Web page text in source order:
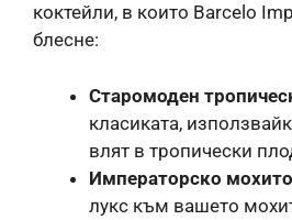
коктейли, в които Barcelo
блесне:
Старомоден
класиката,
влят в тропически
Императорско мохито
лукс към вашето